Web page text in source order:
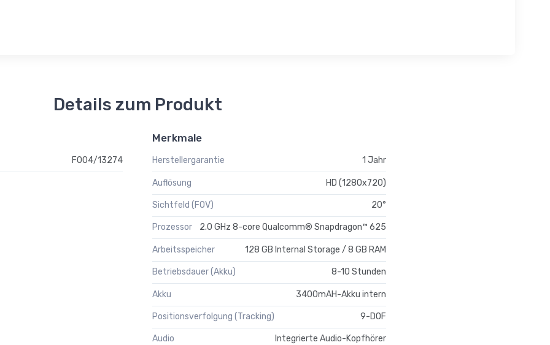
Details zum Produkt
F004/13274
Merkmale
Herstellergarantie 1 Jahr
Auflösung HD (1280x720)
Sichtfeld (FOV) 20°
Prozessor 2.0 GHz 8-core Qualcomm® Snapdragon™ 625
Arbeitsspeicher 128 GB Internal Storage / 8 GB RAM
Betriebsdauer (Akku) 8-10 Stunden
Akku 3400mAH-Akku intern
Positionsverfolgung (Tracking) 9-DOF
Audio Integrierte Audio-Kopfhörer